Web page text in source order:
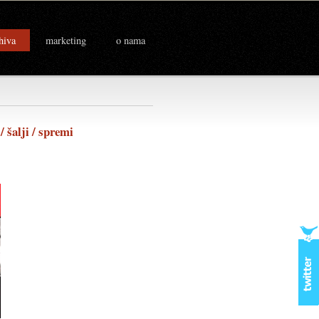
marketing o nama